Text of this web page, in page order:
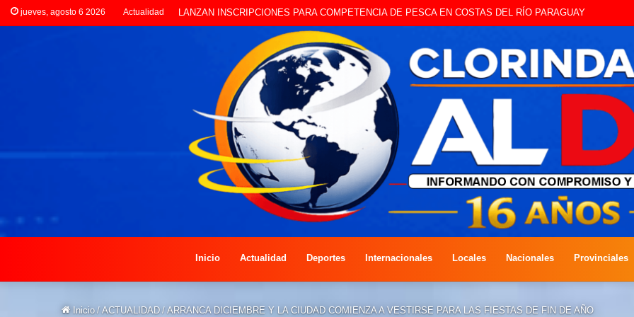
jueves, agosto 6 2026 Actualidad CLORINDA CREATIVA LANZA ESTE SÁBADO LA EDICIÓN DÍA DEL NIÑO
Inicio Actualidad Deportes Internacionales Locales Nacionales Provinciales
Inicio / ACTUALIDAD / ARRANCA DICIEMBRE Y LA CIUDAD COMIENZA A VESTIRSE PARA LAS FIESTAS DE FIN DE AÑO